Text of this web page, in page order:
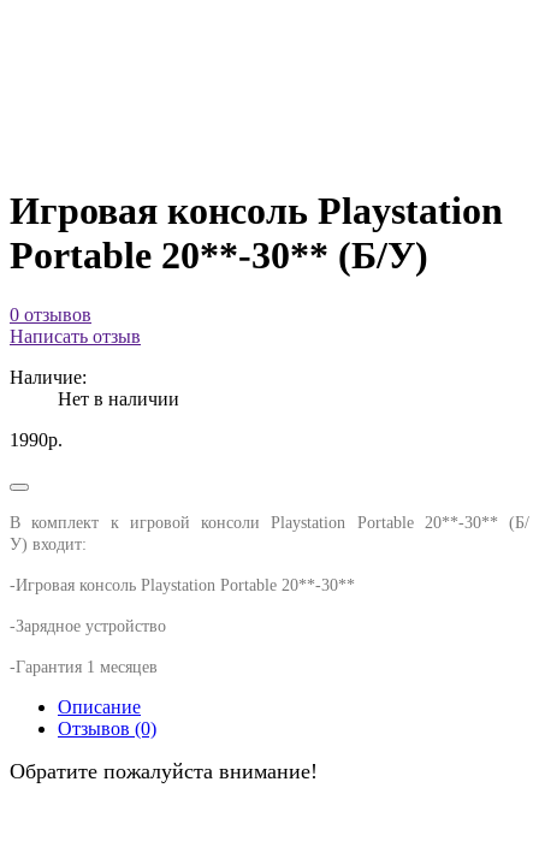
Игровая консоль Playstation
Portable 20**-30** (Б/У)
0 отзывов
Написать отзыв
Наличие:
Нет в наличии
1990р.
В комплект к игровой консолиPlaystation Portable 20**-30** (Б/
У) входит:
-Игровая консоль Playstation Portable 20**-30**
-Зарядное устройство
-Гарантия 1 месяцев
Описание
Отзывов (0)
Обратите пожалуйста внимание!